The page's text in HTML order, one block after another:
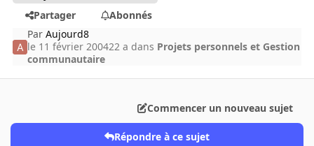
Partager
Abonnés
ParAujourd8
le 11 février 200422 a dans Projets personnels et Gestion
communautaire
Commencer un nouveau sujet
Répondre à ce sujet